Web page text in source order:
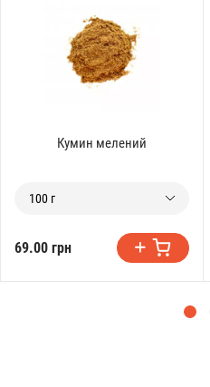
Кумин мелений
100 г
69.00 грн